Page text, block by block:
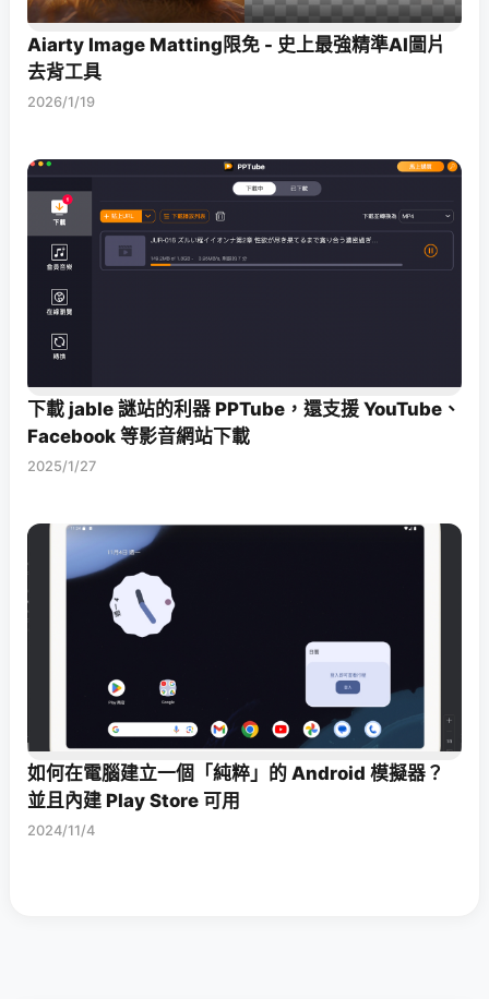
Aiarty Image Matting限免 - 史上最強精準AI圖片
去背工具
2026/1/19
下載 jable 謎站的利器 PPTube，還支援 YouTube、
Facebook 等影音網站下載
2025/1/27
如何在電腦建立一個「純粹」的 Android 模擬器？
並且內建 Play Store 可用
2024/11/4